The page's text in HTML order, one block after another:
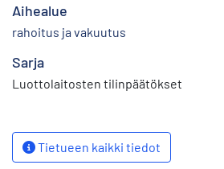
Aihealue
rahoitus ja vakuutus
Sarja
Luottolaitosten tilinpäätökset
Tietueen kaikki tiedot